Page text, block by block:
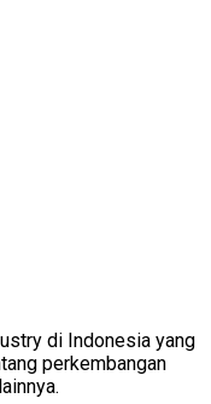
di Indonesia yang
perkembangan